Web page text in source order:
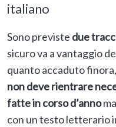
italiano
Sono previste due
sicuro va a vantaggio
quanto accaduto
non deve rientrare
fatte in corso d’anno
con un testo letterario